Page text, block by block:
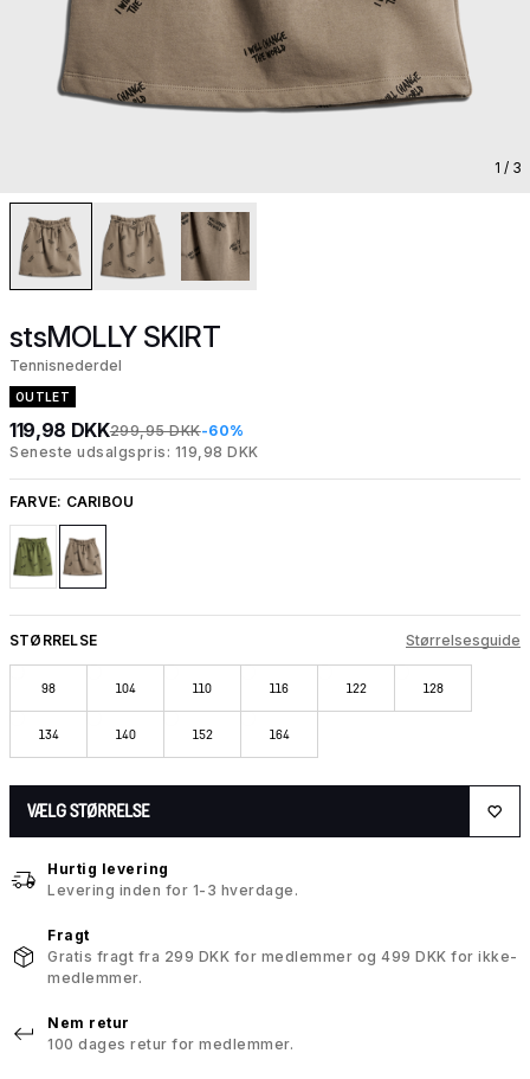
1 / 3
stsMOLLY SKIRT
Tennisnederdel
OUTLET
119,98 DKK299,95 DKK-60%
Seneste udsalgspris: 119,98 DKK
FARVE: CARIBOU
STØRRELSE Størrelsesguide
98 104 110 116 122 128
134 140 152 164
VÆLG STØRRELSE
Hurtig levering
Levering inden for 1-3 hverdage.
Fragt
Gratis fragt fra 299 DKK for medlemmer og 499 DKK for ikke-
medlemmer.
Nem retur
100 dages retur for medlemmer.